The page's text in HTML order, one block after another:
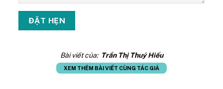
Bài viết của: Trần Thị Thuý Hiếu
XEM THÊM BÀI VIẾT CÙNG TÁC GIẢ